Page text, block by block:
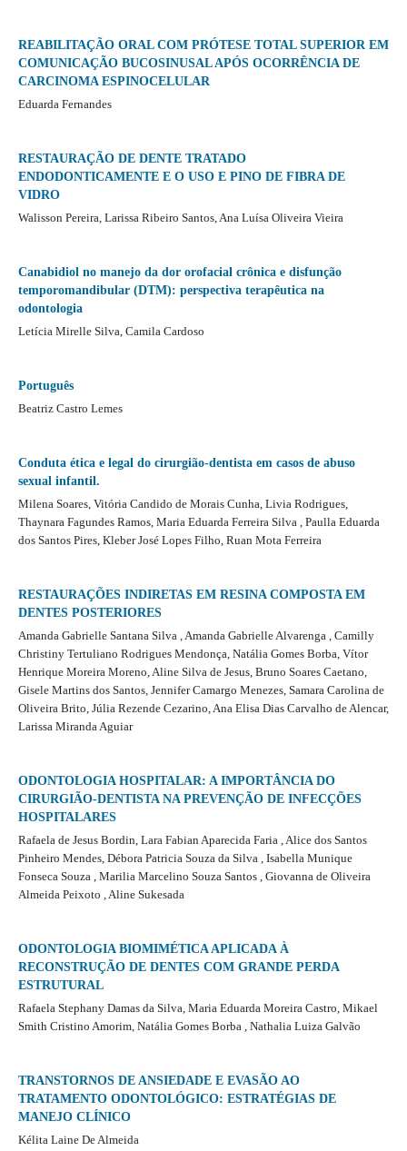
REABILITAÇÃO ORAL COM PRÓTESE TOTAL SUPERIOR EM
COMUNICAÇÃO BUCOSINUSAL APÓS OCORRÊNCIA DE
CARCINOMA ESPINOCELULAR
Eduarda Fernandes
RESTAURAÇÃO DE DENTE TRATADO
ENDODONTICAMENTE E O USO E PINO DE FIBRA DE
VIDRO
Walisson Pereira, Larissa Ribeiro Santos, Ana Luísa Oliveira Vieira
Canabidiol no manejo da dor orofacial crônica e disfunção
temporomandibular (DTM): perspectiva terapêutica na
odontologia
Letícia Mirelle Silva, Camila Cardoso
Português
Beatriz Castro Lemes
Conduta ética e legal do cirurgião-dentista em casos de abuso
sexual infantil.
Milena Soares, Vitória Candido de Morais Cunha, Livia Rodrigues,
Thaynara Fagundes Ramos, Maria Eduarda Ferreira Silva , Paulla Eduarda
dos Santos Pires, Kleber José Lopes Filho, Ruan Mota Ferreira
RESTAURAÇÕES INDIRETAS EM RESINA COMPOSTA EM
DENTES POSTERIORES
Amanda Gabrielle Santana Silva , Amanda Gabrielle Alvarenga , Camilly
Christiny Tertuliano Rodrigues Mendonça, Natália Gomes Borba, Vítor
Henrique Moreira Moreno, Aline Silva de Jesus, Bruno Soares Caetano,
Gisele Martins dos Santos, Jennifer Camargo Menezes, Samara Carolina de
Oliveira Brito, Júlia Rezende Cezarino, Ana Elisa Dias Carvalho de Alencar,
Larissa Miranda Aguiar
ODONTOLOGIA HOSPITALAR: A IMPORTÂNCIA DO
CIRURGIÃO-DENTISTA NA PREVENÇÃO DE INFECÇÕES
HOSPITALARES
Rafaela de Jesus Bordin, Lara Fabian Aparecida Faria , Alice dos Santos
Pinheiro Mendes, Débora Patricia Souza da Silva , Isabella Munique
Fonseca Souza , Marilia Marcelino Souza Santos , Giovanna de Oliveira
Almeida Peixoto , Aline Sukesada
ODONTOLOGIA BIOMIMÉTICA APLICADA À
RECONSTRUÇÃO DE DENTES COM GRANDE PERDA
ESTRUTURAL
Rafaela Stephany Damas da Silva, Maria Eduarda Moreira Castro, Mikael
Smith Cristino Amorim, Natália Gomes Borba , Nathalia Luiza Galvão
TRANSTORNOS DE ANSIEDADE E EVASÃO AO
TRATAMENTO ODONTOLÓGICO: ESTRATÉGIAS DE
MANEJO CLÍNICO
Kélita Laine De Almeida